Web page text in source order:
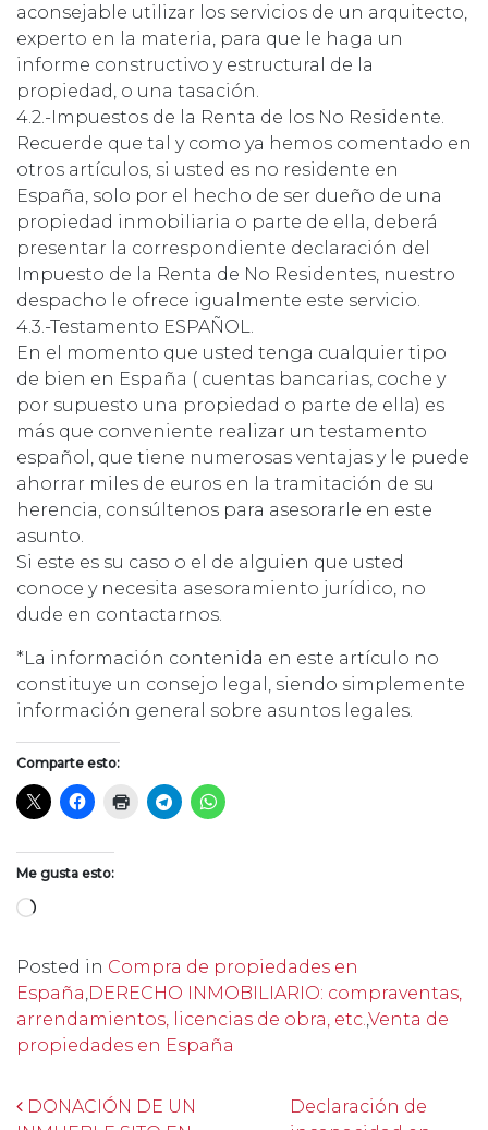
aconsejable utilizar los servicios de un arquitecto,
experto en la materia, para que le haga un
informe constructivo y estructural de la
propiedad, o una tasación.
4.2.-Impuestos de la Renta de los No Residente.
Recuerde que tal y como ya hemos comentado en
otros artículos, si usted es no residente en
España, solo por el hecho de ser dueño de una
propiedad inmobiliaria o parte de ella, deberá
presentar la correspondiente declaración del
Impuesto de la Renta de No Residentes, nuestro
despacho le ofrece igualmente este servicio.
4.3.-Testamento ESPAÑOL.
En el momento que usted tenga cualquier tipo
de bien en España ( cuentas bancarias, coche y
por supuesto una propiedad o parte de ella) es
más que conveniente realizar un testamento
español, que tiene numerosas ventajas y le puede
ahorrar miles de euros en la tramitación de su
herencia, consúltenos para asesorarle en este
asunto.
Si este es su caso o el de alguien que usted
conoce y necesita asesoramiento jurídico, no
dude en contactarnos.
*La información contenida en este artículo no
constituye un consejo legal, siendo simplemente
información general sobre asuntos legales.
Comparte esto:
Me gusta esto:
Cargando...
Posted in Compra de propiedades en
España DERECHO INMOBILIARIO: compraventas,
arrendamientos, licencias de obra, etc. Venta de
propiedades en España
Post navigation
DONACIÓN DE UN
Declaración de